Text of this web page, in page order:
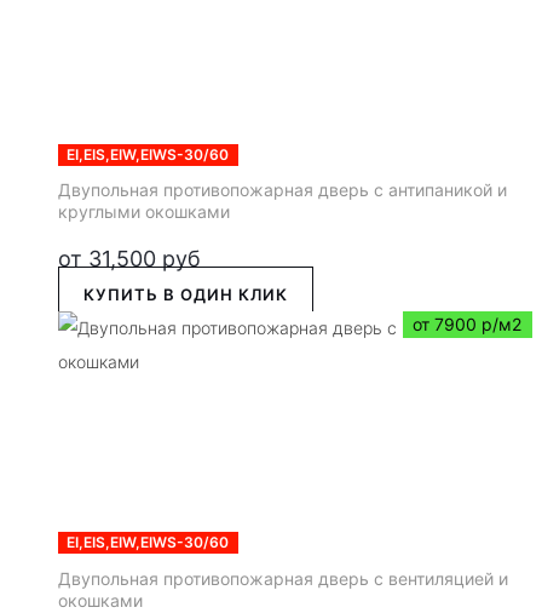
EI,EIS,EIW,EIWS-30/60
Двупольная противопожарная дверь с антипаникой и
круглыми окошками
от 31,500 руб
КУПИТЬ В ОДИН КЛИК
от 7900 р/м2
EI,EIS,EIW,EIWS-30/60
Двупольная противопожарная дверь с вентиляцией и
окошками